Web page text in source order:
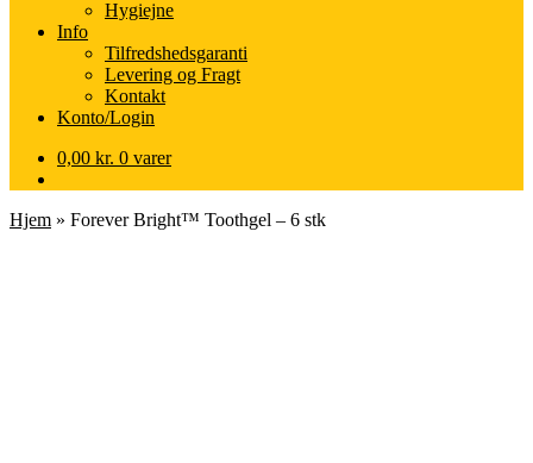
Hygiejne
Info
Tilfredshedsgaranti
Levering og Fragt
Kontakt
Konto/Login
0,00 kr. 0 varer
Hjem » Forever Bright™ Toothgel – 6 stk